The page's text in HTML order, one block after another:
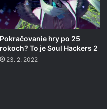
Pokračovanie hry po 25
rokoch? To je Soul Hackers 2
23. 2. 2022